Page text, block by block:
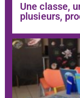
Une classe,
plusieurs,